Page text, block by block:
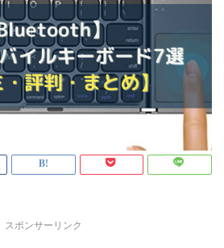
スポンサーリンク